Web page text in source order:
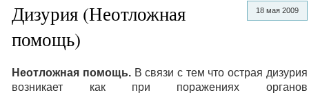
18 мая 2009
Дизурия (Неотложная
помощь)
Неотложная помощь.В связи с тем что острая дизурия
возникает как при поражениях органов